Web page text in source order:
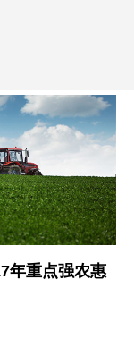
年重点强农惠